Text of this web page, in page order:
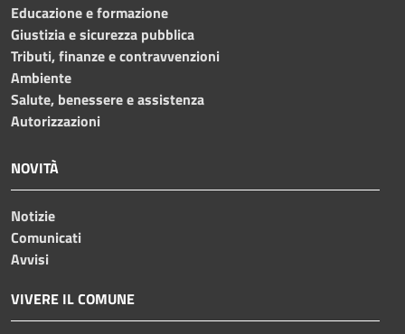
Educazione e formazione
Giustizia e sicurezza pubblica
Tributi, finanze e contravvenzioni
Ambiente
Salute, benessere e assistenza
Autorizzazioni
NOVITÀ
Notizie
Comunicati
Avvisi
VIVERE IL COMUNE